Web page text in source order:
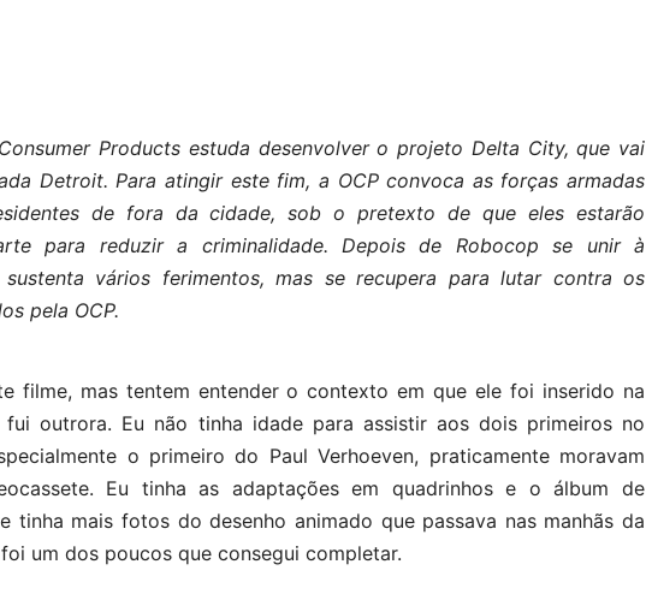
Products estuda desenvolver o projeto Delta City, que vai
Detroit. Para atingir este fim, a OCP convoca as forças armadas
de fora da cidade, sob o pretexto de que eles estarão
para reduzir a criminalidade. Depois de Robocop se unir à
vários ferimentos, mas se recupera para lutar contra os
pela OCP.
filme, mas tentem entender o contexto em que ele foi inserido na
outrora. Eu não tinha idade para assistir aos dois primeiros no
o primeiro do Paul Verhoeven, praticamente moravam
Eu tinha as adaptações em quadrinhos e o álbum de
tinha mais fotos do desenho animado que passava nas manhãs da
um dos poucos que consegui completar.